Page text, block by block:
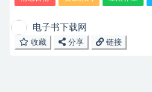
电子书下载网
收藏
分享 链接